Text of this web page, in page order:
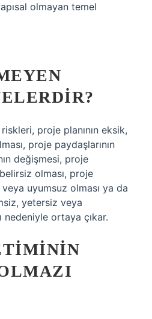
olmayan temel
proje planının eksik,
proje paydaşlarının
değişmesi, proje
olması, proje
uyumsuz olması ya da
yetersiz veya
nedeniyle ortaya çıkar.